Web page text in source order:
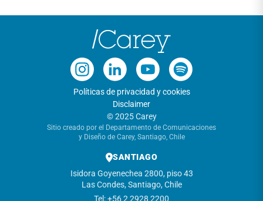
Políticas de privacidad y cookies
Disclaimer
© 2025 Carey
Sitio creado por el Departamento de Comunicaciones
y Diseño de Carey, Santiago, Chile
SANTIAGO
Isidora Goyenechea 2800, piso 43
Las Condes, Santiago, Chile
Tel: +56 2 2928 2200